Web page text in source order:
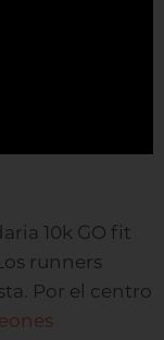
10k GO fit
runners
Por el centro